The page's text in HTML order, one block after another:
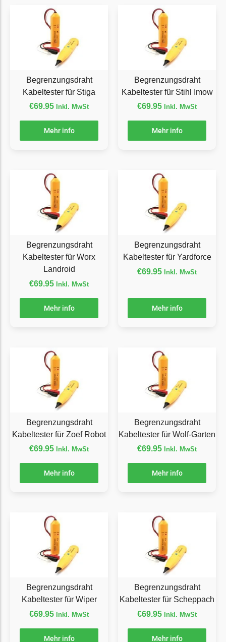
Florabest Messer
Begrenzungsdraht
Flymo Messer
Fuxtec
Fuxtec Messer
Begrenzungsdraht
Garden Feelings
Begrenzungsdraht
Greenworks
Greenworks Messer
Begrenzungsdraht
Grouw
Grouw Messer
Begrenzungsdraht
Güde Messer
Honda Messer
Begrenzungsdraht
Kress Messer
Begrenzungsdraht
LandXcape
Begrenzungsdraht
Begrenzungsdraht
Lizard Messer
Begrenzungsdraht
LUX-Tools
LUX-Tools Messer
Begrenzungsdraht
Kabeltester für Stiga
€69.95 Inkl. MwSt
Mehr info
Begrenzungsdraht
Kabeltester für Stihl Imow
€69.95 Inkl. MwSt
Mehr info
Begrenzungsdraht
Kabeltester für Worx
Landroid
€69.95 Inkl. MwSt
Mehr info
Begrenzungsdraht
Kabeltester für Yardforce
€69.95 Inkl. MwSt
Mehr info
Begrenzungsdraht
Kabeltester für Zoef Robot
€69.95 Inkl. MwSt
Mehr info
Begrenzungsdraht
Kabeltester für Wolf-Garten
€69.95 Inkl. MwSt
Mehr info
Begrenzungsdraht
Kabeltester für Wiper
€69.95 Inkl. MwSt
Mehr info
Begrenzungsdraht
Kabeltester für Scheppach
€69.95 Inkl. MwSt
Mehr info